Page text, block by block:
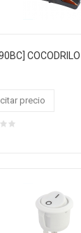
precio